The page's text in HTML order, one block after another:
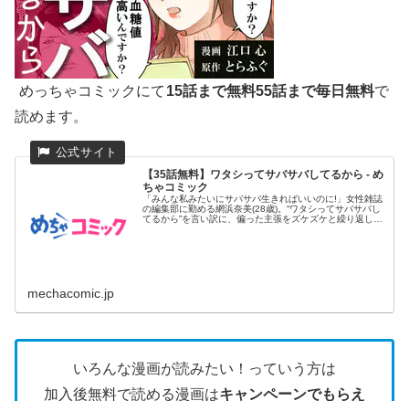
めっちゃコミックにて 15話まで無料55話まで毎日無料で
読めます。
【35話無料】ワタシってサバサバしてるから - め
ちゃコミック
「みんな私みたいにサバサバ生きればいいのに!」女性雑誌
の編集部に勤める網浜奈美(28歳)。“ワタシってサバサバし
てるから”を言い訳に、偏った主張をズケズケと繰り返し、
mechacomic.jp
いろんな漫画が読みたい！っていう方は
加入後無料で読める漫画はキャンペーンでもらえ